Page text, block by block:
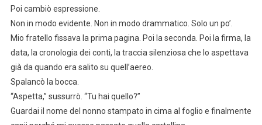
Poi cambiò espressione.
Non in modo evidente. Non in modo drammatico. Solo un po’.
Mio fratello fissava la prima pagina. Poi la seconda. Poi la firma, la
data, la cronologia dei conti, la traccia silenziosa che lo aspettava
già da quando era salito su quell’aereo.
Spalancò la bocca.
“Aspetta,” sussurrò. “Tu hai quello?”
Guardai il nome del nonno stampato in cima al foglio e finalmente